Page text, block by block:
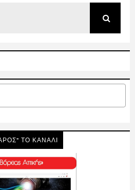
ΤΟ ΚΑΝΑΛΙ